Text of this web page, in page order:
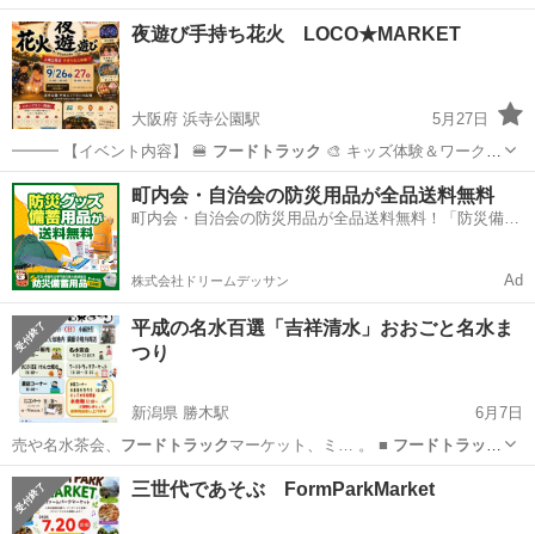
ンカー開…
埼玉 戸田市 北戸田駅 セミナー キッチンカー
夜遊び手持ち花火 LOCO★MARKET
大阪府 浜寺公園駅
5月27日
━━━ 【イベント内容】 🍔 フードトラック 🎨 キッズ体験＆ワークシ
ョップ …
大阪 堺市 浜寺公園駅 地域/お祭り 手持ち花火
町内会・自治会の防災用品が全品送料無料
町内会・自治会の防災用品が全品送料無料！「防災備蓄
株式会社ドリームデッサン Ad
平成の名水百選「吉祥清水」おおごと名水ま
つり
新潟県 勝木駅
6月7日
売や名水茶会、 フードトラック マーケット、ミ… 。 ■ フードトラック
マーケット（1…
新潟 村上市 勝木駅 地域/お祭り 会場
三世代であそぶ FormParkMarket